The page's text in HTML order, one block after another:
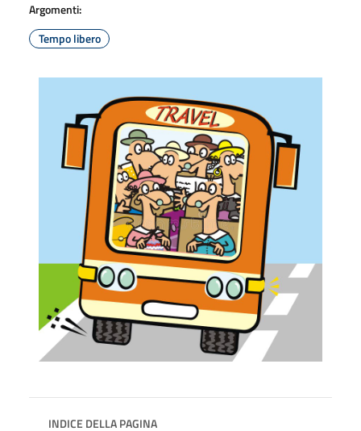
Argomenti:
Tempo libero
INDICE DELLA PAGINA